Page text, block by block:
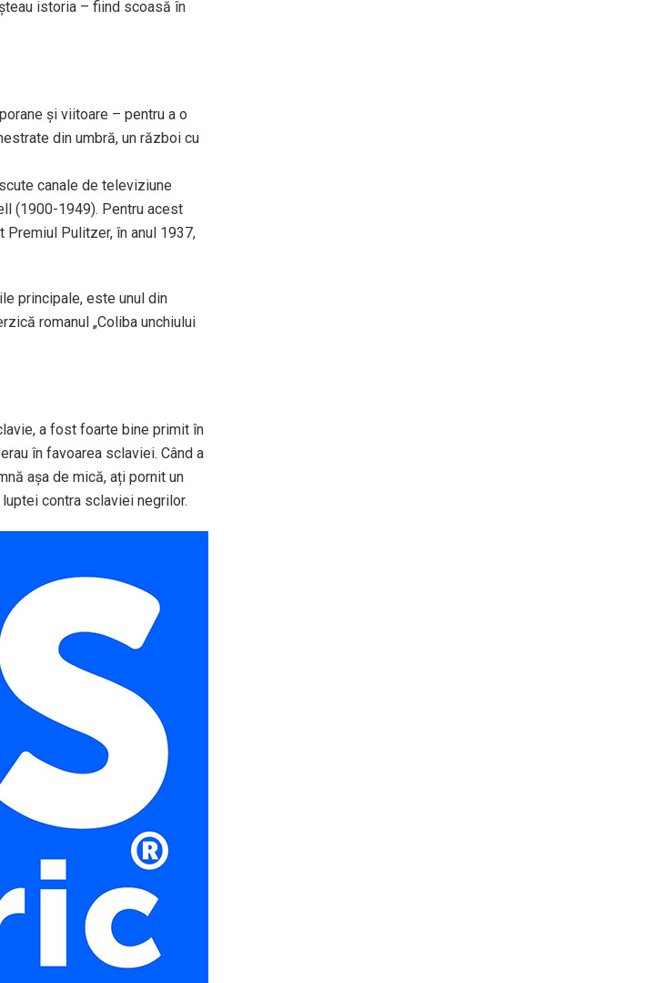
istoria – fiind scoasă în
și viitoare – pentru a o
din umbră, un război cu
canale de televiziune
(1900-1949). Pentru acest
Premiul Pulitzer, în anul 1937,
principale, este unul din
romanul „Coliba unchiului
a fost foarte bine primit în
în favoarea sclaviei. Când a
așa de mică, ați pornit un
contra sclaviei negrilor.